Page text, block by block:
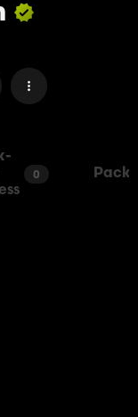
0 Packs